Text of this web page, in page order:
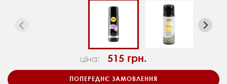
ціна: 515 грн.
ПОПЕРЕДНЄ ЗАМОВЛЕННЯ